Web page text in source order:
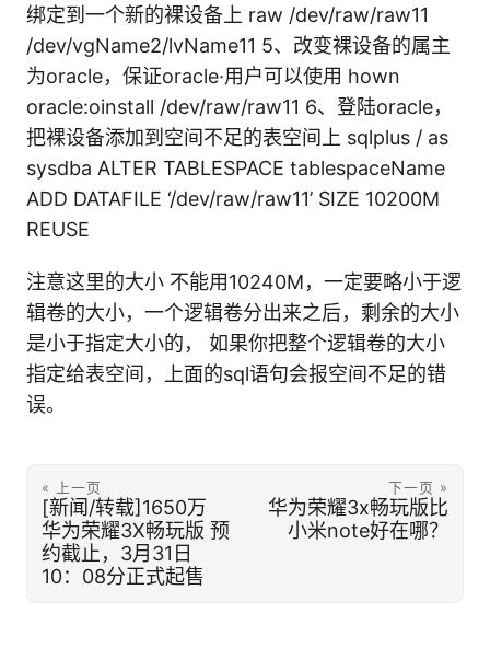
绑定到一个新的裸设备上 raw /dev/raw/raw11
/dev/vgName2/lvName11 5、改变裸设备的属主
为oracle，保证oracle·用户可以使用 hown
oracle:oinstall /dev/raw/raw11 6、登陆oracle，
把裸设备添加到空间不足的表空间上 sqlplus / as
sysdba ALTER TABLESPACE tablespaceName
ADD DATAFILE ‘/dev/raw/raw11’ SIZE 10200M
REUSE
注意这里的大小 不能用10240M，一定要略小于逻
辑卷的大小，一个逻辑卷分出来之后，剩余的大小
是小于指定大小的， 如果你把整个逻辑卷的大小
指定给表空间，上面的sql语句会报空间不足的错
误。
« 上一页
[新闻/转载]1650万
华为荣耀3X畅玩版 预
约截止，3月31日
10：08分正式起售
下一页 »
华为荣耀3x畅玩版比
小米note好在哪？